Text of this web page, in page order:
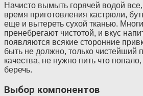
Начисто вымыть горячей водой
время приготовления кастрюли,
еще и вытереть сухой тканью.
пренебрегают чистотой, и вкус
появляются всякие сторонние
быть не должно, только чистейший
качества, не нужно пить что
беречь.
Выбор компонентов